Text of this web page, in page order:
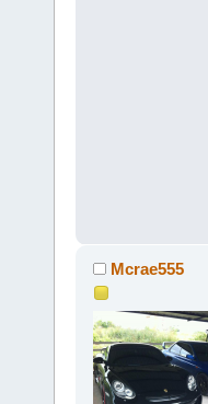
Mcrae555